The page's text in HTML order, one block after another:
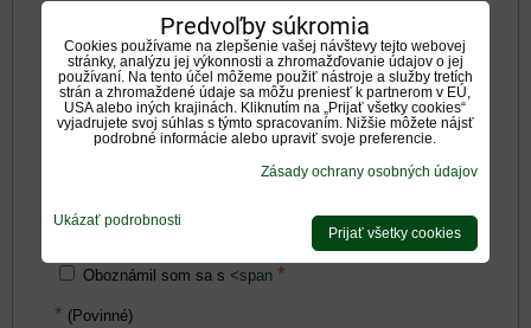
Zadajte prosím hodnotenie, výhody alebo zápory - aspoň
Oboznámil som sa s <span *
* (Povinné)
Predvoľby súkromia
Cookies používame na zlepšenie vašej návštevy tejto webovej
stránky, analýzu jej výkonnosti a zhromažďovanie údajov o jej
používaní. Na tento účel môžeme použiť nástroje a služby tretích
strán a zhromaždené údaje sa môžu preniesť k partnerom v EÚ,
USA alebo iných krajinách. Kliknutím na „Prijať všetky cookies“
vyjadrujete svoj súhlas s týmto spracovaním. Nižšie môžete nájsť
podrobné informácie alebo upraviť svoje preferencie.
Zásady ochrany osobných údajov
Ukázať podrobnosti
Prijať všetky cookies